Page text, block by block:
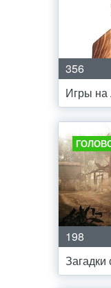
356
Игры на
198